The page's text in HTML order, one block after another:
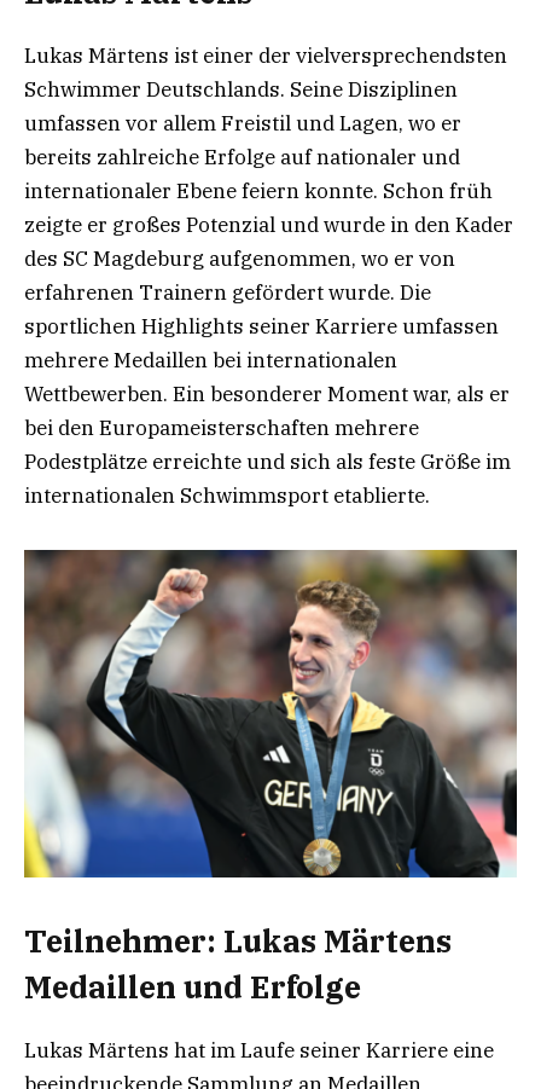
Lukas Märtens ist einer der vielversprechendsten
Schwimmer Deutschlands. Seine Disziplinen
umfassen vor allem Freistil und Lagen, wo er
bereits zahlreiche Erfolge auf nationaler und
internationaler Ebene feiern konnte. Schon früh
zeigte er großes Potenzial und wurde in den Kader
des SC Magdeburg aufgenommen, wo er von
erfahrenen Trainern gefördert wurde. Die
sportlichen Highlights seiner Karriere umfassen
mehrere Medaillen bei internationalen
Wettbewerben. Ein besonderer Moment war, als er
bei den Europameisterschaften mehrere
Podestplätze erreichte und sich als feste Größe im
internationalen Schwimmsport etablierte.
Teilnehmer: Lukas Märtens
Medaillen und Erfolge
Lukas Märtens hat im Laufe seiner Karriere eine